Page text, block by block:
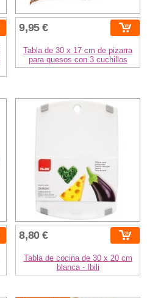
9,95 €
Tabla de 30 x 17 cm de pizarra
para quesos con 3 cuchillos
8,80 €
Tabla de cocina de 30 x 20 cm
blanca - Ibili